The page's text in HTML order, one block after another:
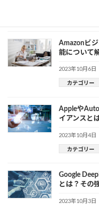
Amazonビ
能について
2023年10月6日
カテゴリー
Appleや
イアンスと
2023年10月4日
カテゴリー
Google
とは？その
2023年10月3日